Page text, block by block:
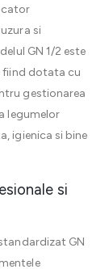
si
GN 1/2 este
fiind dotata cu
gestionarea
legumelor
igienica si bine
si
GN